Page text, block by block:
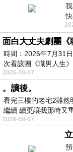
面白大丈夫劇團《
時間：2026年7月31
次看該團《職男人生
2026-08-07
。讀後。
看完三樓的老宅2雖然
繼續 續更讓我那時又
有
2026-08-07